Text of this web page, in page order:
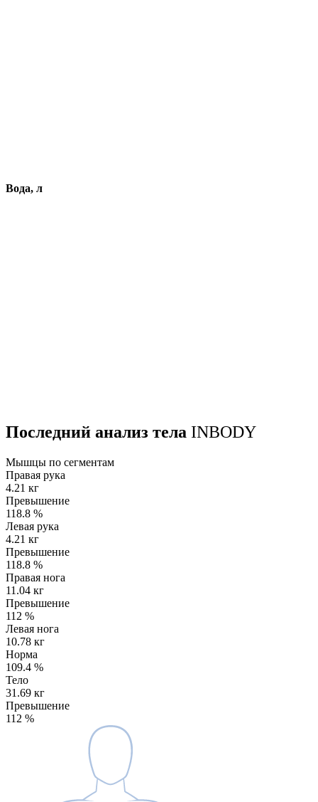
Вода, л
Последний анализ тела INBODY
Мышцы по сегментам
Правая рука
4.21 кг
Превышение
118.8 %
Левая рука
4.21 кг
Превышение
118.8 %
Правая нога
11.04 кг
Превышение
112 %
Левая нога
10.78 кг
Норма
109.4 %
Тело
31.69 кг
Превышение
112 %